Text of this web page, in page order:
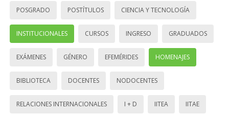
POSGRADO POSTÍTULOS CIENCIA Y TECNOLOGÍA
INSTITUCIONALES CURSOS INGRESO GRADUADOS
EXÁMENES GÉNERO EFEMÉRIDES HOMENAJES
BIBLIOTECA DOCENTES NODOCENTES
RELACIONES INTERNACIONALES I + D IITEA IITAE